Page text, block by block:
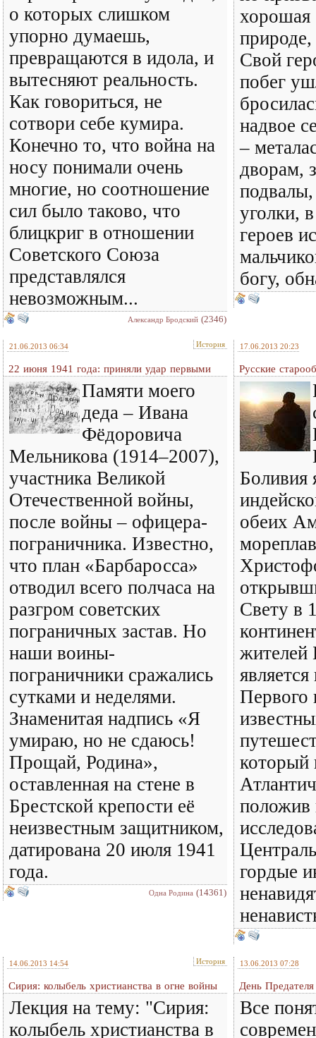
о которых слишком
упорно думаешь,
превращаются в идола, и
вытесняют реальность.
Как говориться, не
сотвори себе кумира.
Конечно то, что война на
носу понимали очень
многие, но соотношение
сил было таково, что
блицкриг в отношении
Советского Союза
представлялся
невозможным...
Александр Бродский (2346)
хорошая
Свой
побег
надвое
–
дворам,
уголки,
героев
богу,
21.06.2013 06:34 История
22 июня 1941 года: приняли удар первыми
Памяти моего
деда – Ивана
Фёдоровича
Мельникова (1914–2007),
участника Великой
Отечественной войны,
после войны – офицера-
пограничника. Известно,
что план «Барбаросса»
отводил всего полчаса на
разгром советских
пограничных застав. Но
наши воины-
пограничники сражались
сутками и неделями.
Знаменитая надпись «Я
умираю, но не сдаюсь!
Прощай, Родина»,
оставленная на стене в
Брестской крепости её
неизвестным защитником,
датирована 20 июля 1941
года.
Одна Родина (14361)
17.06.2013 20:23
Русские
Боливия
обеих
Свету в
жителей
Первого
который
положив
гордые
14.06.2013 14:54 История
Сирия: колыбель христианства в огне войны
Лекция на тему: "Сирия:
колыбель христианства в
13.06.2013 07:28
День
Все